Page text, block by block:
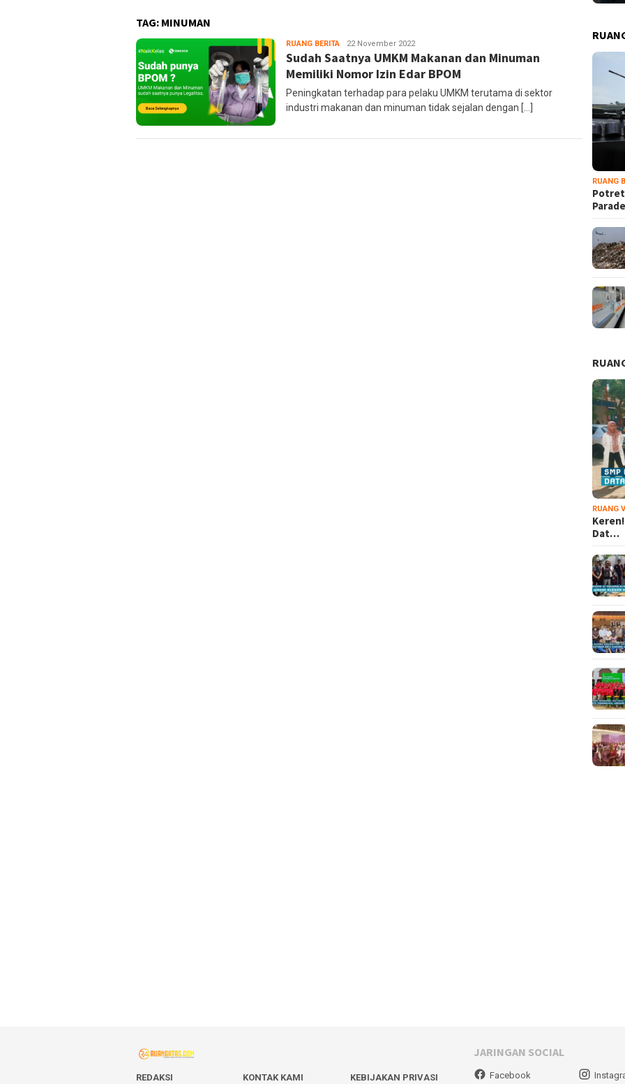
TAG: MINUMAN
RUANG BERITA Ruang
Editor
22 November 2022
Sudah Saatnya UMKM Makanan dan Minuman
Memiliki Nomor Izin Edar BPOM
Peningkatan terhadap para pelaku UMKM terutama di sektor
industri makanan dan minuman tidak sejalan dengan […]
RUANG
Potret
RUANG
Dat…
REDAKSI KONTAK KAMI KEBIJAKAN PRIVASI
JARINGAN SOCIAL
Facebook